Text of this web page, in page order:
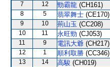
7 12 勁霸龍 (CH161)
8 5 翡翠舞士 (CE170)
9 10 荊山玉 (CC208)
10 11 永旺勁 (CJ053)
11 9 電訊大爺 (CH217)
12 1 順利取勝 (CC346)
13 14 高駿 (CH019)